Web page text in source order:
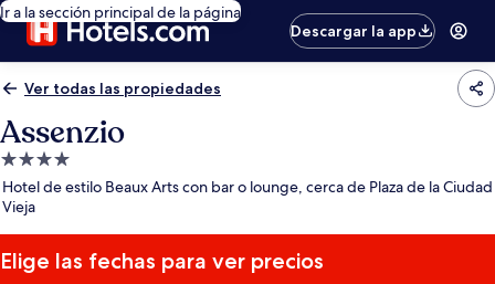
Ir a la sección principal de la página
Descargar la app
Ver todas las propiedades
Assenzio
Propiedad
de
4.0
estrellas
Hotel de estilo Beaux Arts con bar o lounge, cerca de Plaza de la Ciudad
Vieja
Elige las fechas para ver precios